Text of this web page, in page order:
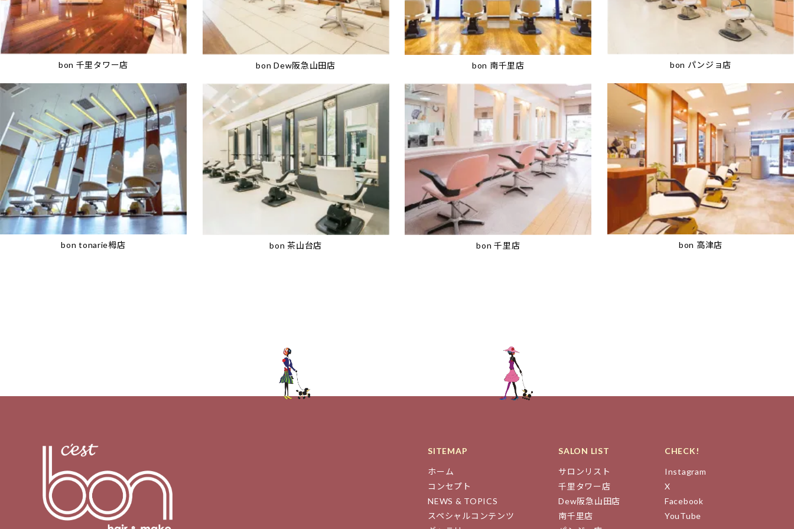
bon 千里タワー店 bon Dew阪急山田店 bon 南千里店 bon パンジョ店
bon tonarie栂店 bon 茶山台店 bon 千里店 bon 高津店
SITEMAP
ホーム
コンセプト
NEWS & TOPICS
スペシャルコンテンツ
SALON LIST
サロンリスト
千里タワー店
Dew阪急山田店
南千里店
CHECK!
Instagram
X
Facebook
YouTube